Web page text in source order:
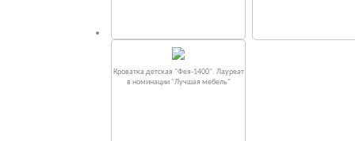
Кроватка детская "Фея-1400". Лауреат
в номинации "Лучшая мебель"